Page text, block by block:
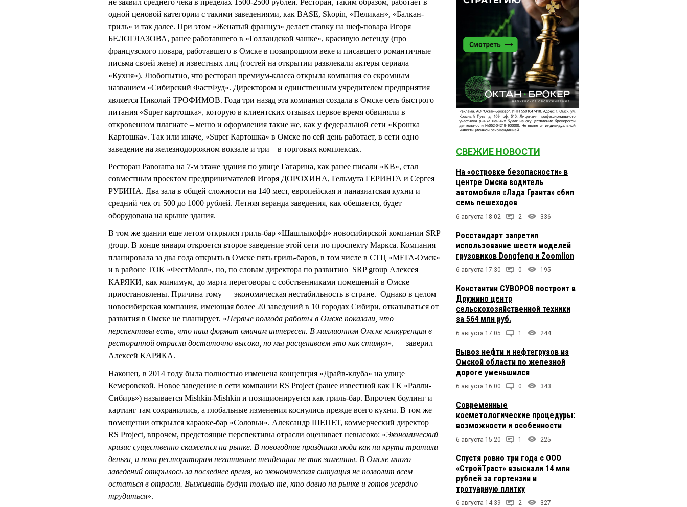
не заявил среднего чека в пределах 1500-2500 рублей. Ресторан, таким образом, работает в
одной ценовой категории с такими заведениями, как BASE, Skopin, «Пеликан», «Балкан-
гриль» и так далее. При этом «Женатый француз» делает ставку на шеф-повара Игоря
БЕЛОГЛАЗОВА, ранее работавшего в «Голландской чашке», красивую легенду (про
французского повара, работавшего в Омске в позапрошлом веке и писавшего романтичные
письма своей жене) и известных лиц (гостей на открытии развлекали актеры сериала
«Кухня»). Любопытно, что ресторан премиум-класса открыла компания со скромным
названием «Сибирский ФастФуд». Директором и единственным учредителем предприятия
является Николай ТРОФИМОВ. Года три назад эта компания создала в Омске сеть быстрого
питания «Super картошка», которую в клиентских отзывах первое время обвиняли в
откровенном плагиате – меню и оформления такие же, как у федеральной сети «Крошка
Картошка». Так или иначе, «Super Картошка» в Омске по сей день работает, в сети одно
заведение на железнодорожном вокзале и три – в торговых комплексах.
Ресторан Panorama на 7-м этаже здания по улице Гагарина, как ранее писали «КВ», стал
совместным проектом предпринимателей Игоря ДОРОХИНА, Гельмута ГЕРИНГА и Сергея
РУБИНА. Два зала в общей сложности на 140 мест, европейская и паназиатская кухни и
средний чек от 500 до 1000 рублей. Летняя веранда заведения, как обещается, будет
оборудована на крыше здания.
В том же здании еще летом открылся гриль-бар «Шашлыкофф» новосибирской компании SRP
group. В конце января откроется второе заведение этой сети по проспекту Маркса. Компания
планировала за два года открыть в Омске пять гриль-баров, в том числе в СТЦ «МЕГА-Омск»
и в районе ТОК «ФестМолл», но, по словам директора по развитию SRP group Алексея
КАРЯКИ, как минимум, до марта переговоры с собственниками помещений в Омске
приостановлены. Причина тому — экономическая нестабильность в стране. Однако в целом
новосибирская компания, имеющая более 20 заведений в 10 городах Сибири, отказываться от
развития в Омске не планирует. «Первые полгода работы в Омске показали, что
перспективы есть, что наш формат омичам интересен. В миллионном Омске конкуренция в
ресторанной отрасли достаточно высока, но мы расцениваем это как стимул», — заверил
Алексей КАРЯКА.
Наконец, в 2014 году была полностью изменена концепция «Драйв-клуба» на улице
Кемеровской. Новое заведение в сети компании RS Project (ранее известной как ГК «Ралли-
Сибирь») называется Mishkin-Mishkin и позиционируется как гриль-бар. Впрочем боулинг и
картинг там сохранились, а глобальные изменения коснулись прежде всего кухни. В том же
помещении открылся караоке-бар «Соловьи». Александр ШЕПЕТ, коммерческий директор
RS Project, впрочем, предстоящие перспективы отрасли оценивает невысоко: «Экономический
кризис существенно скажется на рынке. В новогодние праздники люди как ни крути тратили
деньги, и пока рестораторам негативные тенденции не так заметны. В Омске много
заведений открылось за последнее время, но экономическая ситуация не позволит всем
остаться в отрасли. Выживать будут только те, кто давно на рынке и готов усердно
трудиться».
СВЕЖИЕ НОВОСТИ
На «островке безопасности» в
центре Омска водитель
автомобиля «Лада Гранта» сбил
семь пешеходов
6 августа 18:02 2 336
Росстандарт запретил
использование шести моделей
грузовиков Dongfeng и Zoomlion
6 августа 17:30 0 195
Константин СУВОРОВ построит в
Дружино центр
сельскохозяйственной техники
за 564 млн руб.
6 августа 17:05 1 244
Вывоз нефти и нефтегрузов из
Омской области по железной
дороге уменьшился
6 августа 16:00 0 343
Современные
косметологические процедуры:
возможности и особенности
6 августа 15:20 1 225
Спустя ровно три года с ООО
«СтройТраст» взыскали 14 млн
рублей за гортензии и
тротуарную плитку
6 августа 14:39 2 327